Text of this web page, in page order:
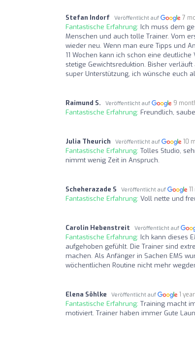
Stefan Indorf Veröffentlicht auf 7
Fantastische Erfahrung: Ich muss dem
Menschen und auch tolle Trainer. Vom
wieder neu. Wenn man eure Tipps und
11 Wochen kann ich schon eine
stetige Gewichtsreduktion. Bisher
super Unterstützung, ich wünsche euch
Raimund S. Veröffentlicht auf 9
Fantastische Erfahrung: Freundlich,
Julia Theurich Veröffentlicht auf 10
Fantastische Erfahrung: Tolles Studio,
nimmt wenig Zeit in Anspruch.
Scheherazade S Veröffentlicht auf
Fantastische Erfahrung: Voll nette und
Carolin Hebenstreit Veröffentlicht auf
Fantastische Erfahrung: Ich kann dieses
aufgehoben gefühlt. Die Trainer sind
machen. Als Anfänger in Sachen EMS
wöchentlichen Routine nicht mehr
Elena Söhlke Veröffentlicht auf 1
Fantastische Erfahrung: Training macht
motiviert. Trainer haben immer Gute